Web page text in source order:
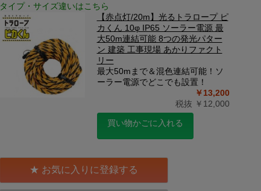
タイプ・サイズ違いはこちら
【赤点灯/20m】光るトラロープ ピ
カくん 10φ IP65 ソーラー電源 最
大50m連結可能 8つの発光パター
ン 建築 工事現場 あかりファクト
リー
最大50mまで＆混色連結可能！ソ
ーラー電源でどこでも設置！
￥13,200
税抜 ￥12,000
買い物かごに入れる
お気に入りに登録する